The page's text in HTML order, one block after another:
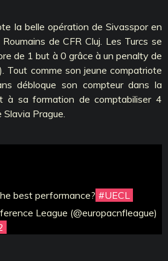
la belle opération de Sivasspor en
de CFR Cluj. Les Turcs se
de 1 but à 0 grâce à un penalty de
Tout comme son jeune compatriote
débloque son compteur dans la
à sa formation de comptabiliser 4
Prague.
best performance? #UECL
League (@europacnfleague)